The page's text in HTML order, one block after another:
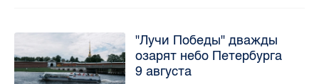
"Лучи Победы" дважды
озарят небо Петербурга
9 августа